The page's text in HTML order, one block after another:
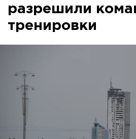
разрешили
тренировки